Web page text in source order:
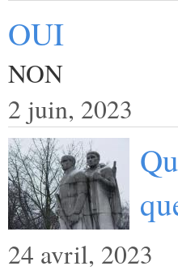
OUI
NON
2 juin, 2023
24 avril, 2023